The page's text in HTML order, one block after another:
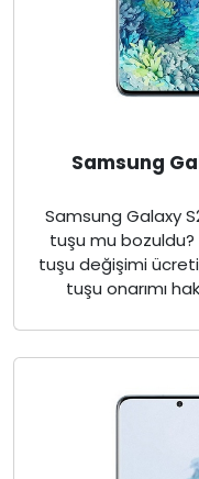
Samsung
Samsung Galaxy
tuşu mu bozuldu?
tuşu değişimi
tuşu onarımı